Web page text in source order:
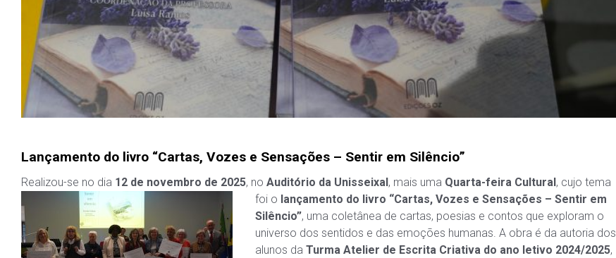
Lançamento do livro “Cartas, Vozes e Sensações – Sentir em Silêncio”
Realizou-se no dia 12 de novembro de 2025, no Auditório da Unisseixal, mais uma Quarta-feira Cultural, cujo tema
foi o lançamento do livro “Cartas, Vozes e Sensações – Sentir em
Silêncio”, uma coletânea de cartas, poesias e contos que exploram o
universo dos sentidos e das emoções humanas. A obra é da autoria dos
alunos da Turma Atelier de Escrita Criativa do ano letivo 2024/2025,